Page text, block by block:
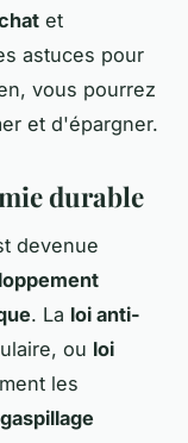
et
astuces pour
vous pourrez
et d'épargner.
durable
devenue
. La loi anti-
ou loi
les
gaspillage